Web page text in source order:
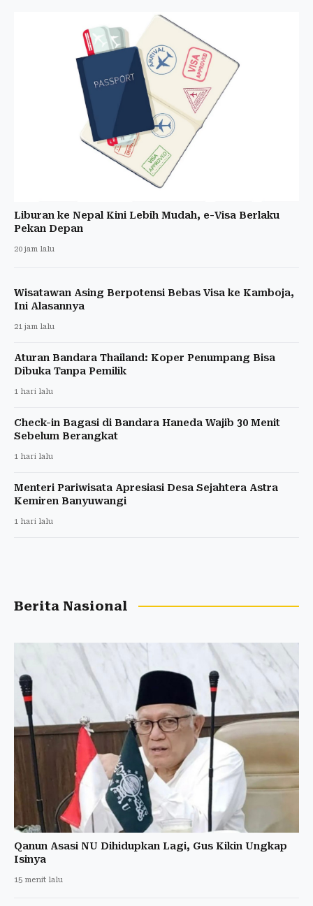
Liburan ke Nepal Kini Lebih Mudah, e-Visa Berlaku
Pekan Depan
20 jam lalu
Wisatawan Asing Berpotensi Bebas Visa ke Kamboja,
Ini Alasannya
21 jam lalu
Aturan Bandara Thailand: Koper Penumpang Bisa
Dibuka Tanpa Pemilik
1 hari lalu
Check-in Bagasi di Bandara Haneda Wajib 30 Menit
Sebelum Berangkat
1 hari lalu
Menteri Pariwisata Apresiasi Desa Sejahtera Astra
Kemiren Banyuwangi
1 hari lalu
Berita Nasional
Qanun Asasi NU Dihidupkan Lagi, Gus Kikin Ungkap
Isinya
15 menit lalu